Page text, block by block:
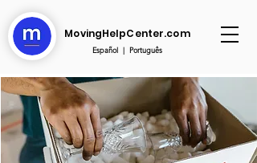
MovingHelpCenter.com
Español| Português